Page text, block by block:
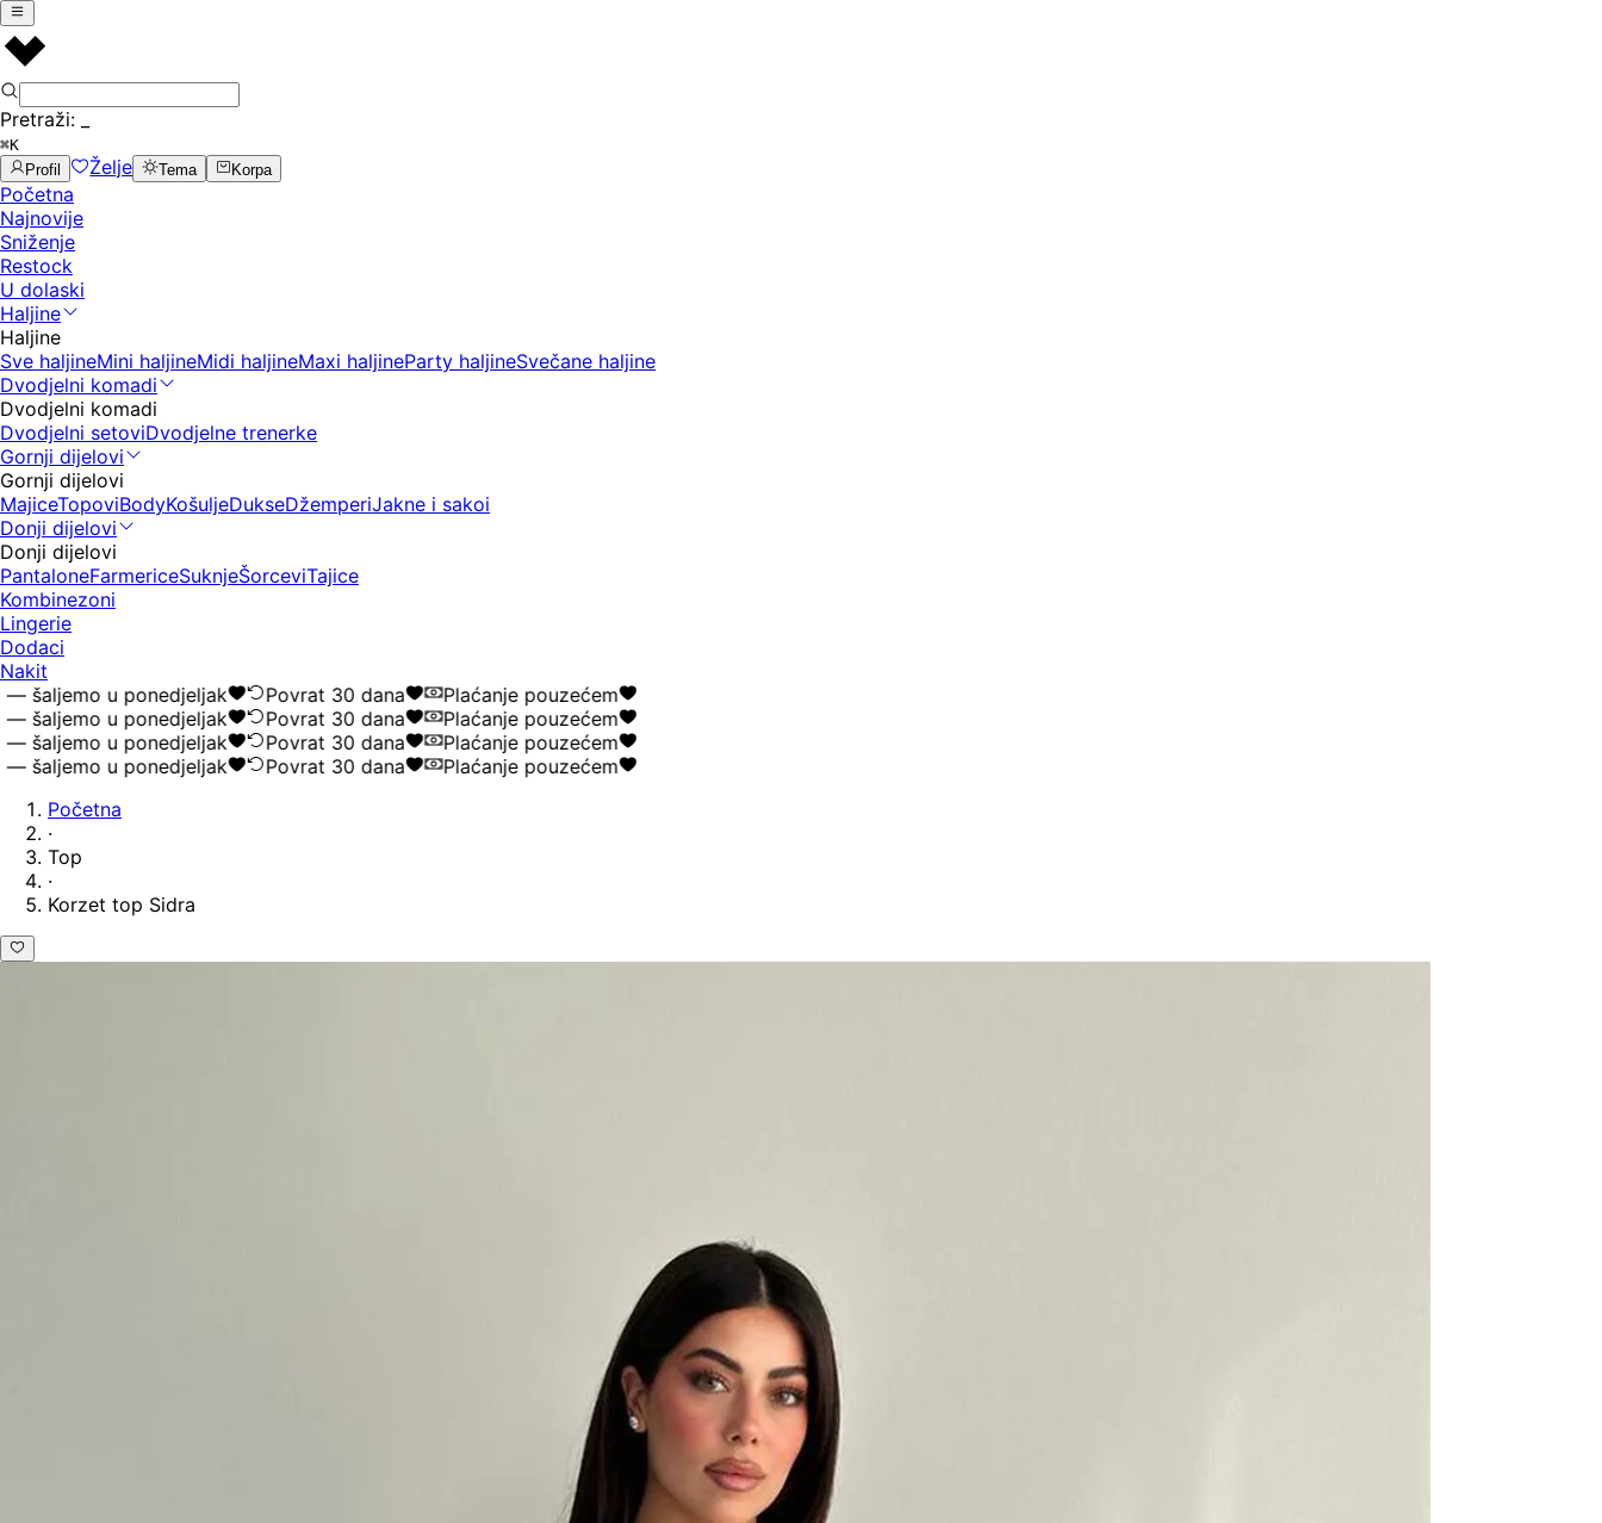
Pretraži:
⌘K
Profil
Želje Tema Korpa
Početna
Najnovije
Sniženje
Restock
U dolaski
Haljine
Haljine
Sve haljineMini haljineMidi haljineMaxi haljineParty haljineSvečane haljine
Dvodjelni komadi
Dvodjelni komadi
Dvodjelni setoviDvodjelne trenerke
Gornji dijelovi
Gornji dijelovi
MajiceTopoviBodyKošuljeDukseDžemperiJakne i sakoi
Donji dijelovi
Donji dijelovi
PantaloneFarmericeSuknjeŠorceviTajice
Kombinezoni
Lingerie
Dodaci
Nakit
u ponedjeljak
Povrat 30 dana
Plaćanje pouzećem
u ponedjeljak
Povrat 30 dana
Plaćanje pouzećem
u ponedjeljak
Povrat 30 dana
Plaćanje pouzećem
u ponedjeljak
Povrat 30 dana
Plaćanje pouzećem
Početna
·
Top
·
Korzet top Sidra